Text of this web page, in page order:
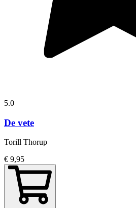
5.0
De vete
Torill Thorup
€ 9,95